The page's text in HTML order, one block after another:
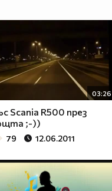
03:26
Scania R500 през
;-))
79 12.06.2011